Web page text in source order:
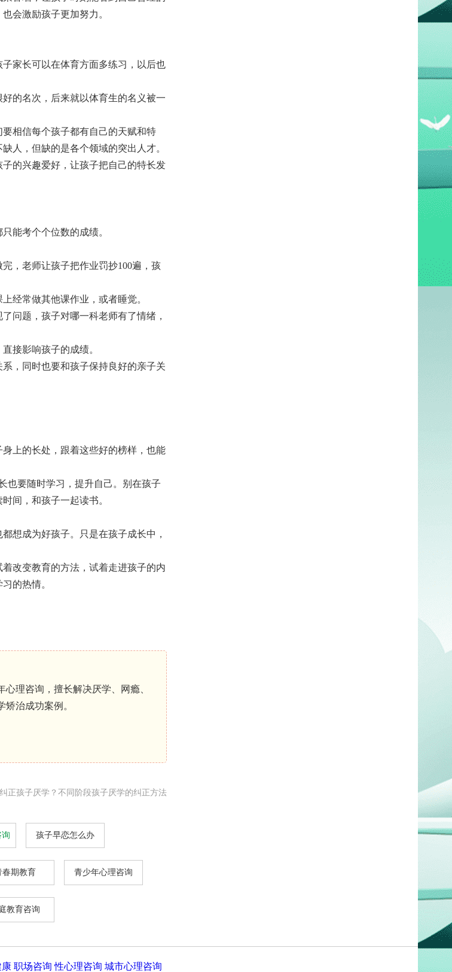
会激励孩子更加努力。
家长可以在体育方面多练习，以后也
的名次，后来就以体育生的名义被一
相信每个孩子都有自己的天赋和特
人，但缺的是各个领域的突出人才。
的兴趣爱好，让孩子把自己的特长发
能考个个位数的成绩。
，老师让孩子把作业罚抄100遍，孩
经常做其他课作业，或者睡觉。
问题，孩子对哪一科老师有了情绪，
接影响孩子的成绩。
，同时也要和孩子保持良好的亲子关
上的长处，跟着这些好的榜样，也能
也要随时学习，提升自己。别在孩子
间，和孩子一起读书。
想成为好孩子。只是在孩子成长中，
改变教育的方法，试着走进孩子的内
的热情。
咨询，擅长解决厌学、网瘾、
治成功案例。
正孩子厌学？不同阶段孩子厌学的纠正方法
孩子早恋怎么办
春期教育 青少年心理咨询
教育咨询
康 职场咨询 性心理咨询 城市心理咨询